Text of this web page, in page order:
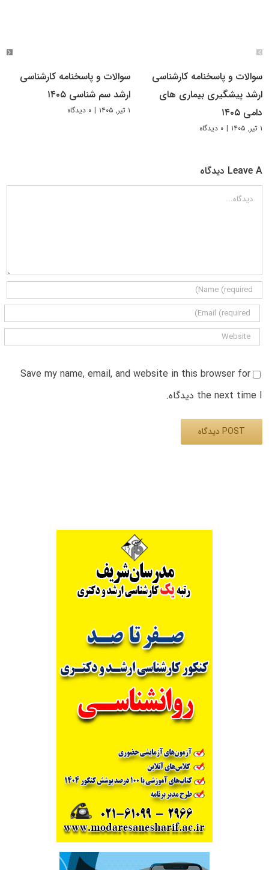
سوالات و پاسخنامه کارشناسی
ارشد پیشگیری بیماری های
دامی ۱۴۰۵
۱ تیر, ۱۴۰۵ | ۰ دیدگاه
سوالات و پاسخنامه کارشناسی
ارشد سم شناسی ۱۴۰۵
۱ تیر, ۱۴۰۵ | ۰ دیدگاه
Leave A دیدگاه
دیدگاه
Save my name, email, and website in this browser for
the next time I دیدگاه.